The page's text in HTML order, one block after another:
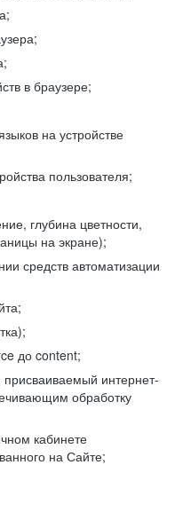
в браузере;
на устройстве
пользователя;
глубина цветности,
на экране);
средств автоматизации
до content;
интернет-
обработку
кабинете
на Сайте;